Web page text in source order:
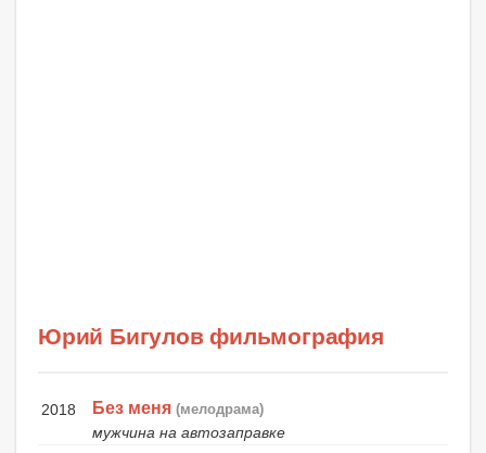
Юрий Бигулов фильмография
2018 Без меня (мелодрама)
мужчина на автозаправке